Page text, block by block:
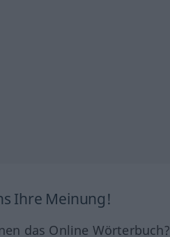
Ihre Meinung!
das Online Wörterbuch?